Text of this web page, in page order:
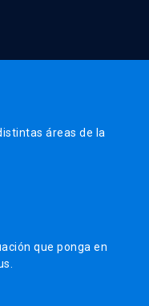
áreas de la
que ponga en